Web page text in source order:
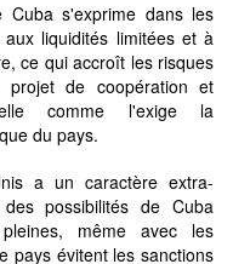
Cuba s'exprime dans les
liquidités limitées et à
ce qui accroît les risques
de coopération et
comme l'exige la
du pays.
a un caractère extra-
possibilités de Cuba
même avec les
pays évitent les sanctions